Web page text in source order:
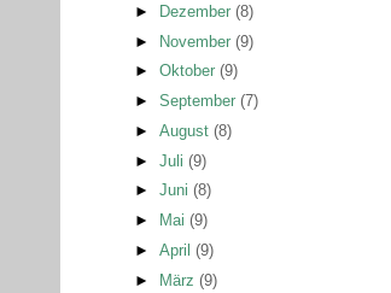
►
Dezember (8)
► November (9)
► Oktober (9)
► September (7)
► August (8)
► Juli (9)
► Juni (8)
►
Mai (9)
► April (9)
► März (9)